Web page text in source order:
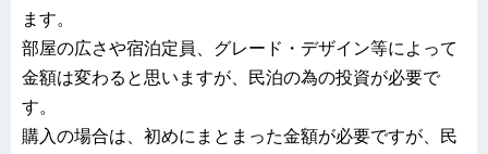
ます。
部屋の広さや宿泊定員、グレード・デザイン等によって
金額は変わると思いますが、民泊の為の投資が必要で
す。
購入の場合は、初めにまとまった金額が必要ですが、民